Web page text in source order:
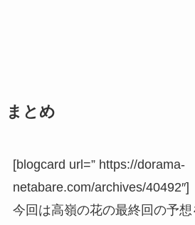
まとめ
[blogcard url=” https://dorama-
netabare.com/archives/40492″]
今回は高嶺の花の最終回の予